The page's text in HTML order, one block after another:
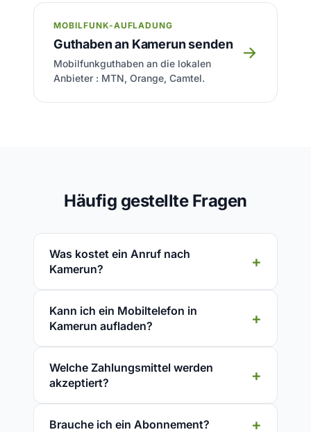
MOBILFUNK-AUFLADUNG
Guthaben an Kamerun senden
Mobilfunkguthaben an die lokalen
Anbieter : MTN, Orange, Camtel.
→
Häufig gestellte Fragen
Was kostet ein Anruf nach
Kamerun?
Kann ich ein Mobiltelefon in
Kamerun aufladen?
Welche Zahlungsmittel werden
akzeptiert?
Brauche ich ein Abonnement?